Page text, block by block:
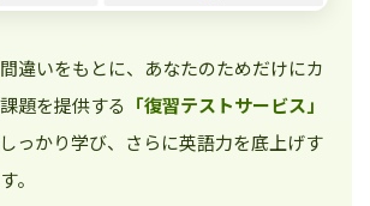
違いをもとに、あなたのためだけにカ
題を提供する 「復習テストサービス」
っかり学び、さらに英語力を底上げす
。